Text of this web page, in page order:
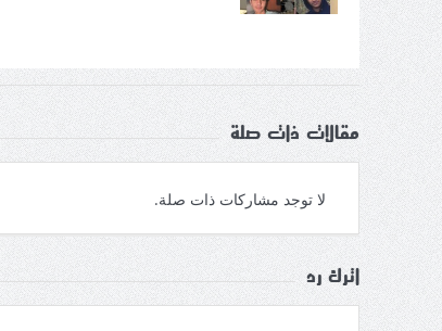
مقالات ذات صلة
لا توجد مشاركات ذات صلة.
اترك رد